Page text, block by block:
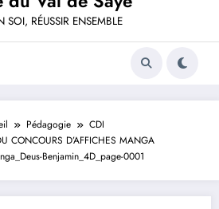
SOI, RÉUSSIR ENSEMBLE
Pédagogie
CDI
CONCOURS D’AFFICHES MANGA
Benjamin_4D_page-0001